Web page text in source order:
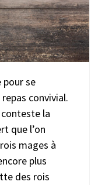
pour se
convivial.
la
que l’on
mages à
plus
des rois